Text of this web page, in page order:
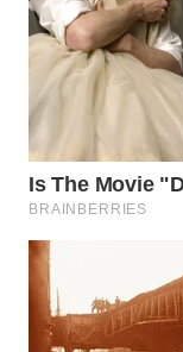
LISTRIK
WAHANA
TRAVEL
WAHANA
TV
WAHANANEWS